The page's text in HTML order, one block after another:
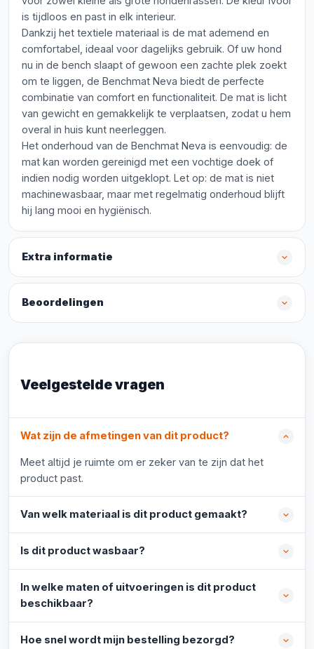
is tijdloos en past in elk interieur.
Dankzij het textiele materiaal is de mat ademend en
comfortabel, ideaal voor dagelijks gebruik. Of uw hond
nu in de bench slaapt of gewoon een zachte plek zoekt
om te liggen, de Benchmat Neva biedt de perfecte
combinatie van comfort en functionaliteit. De mat is licht
van gewicht en gemakkelijk te verplaatsen, zodat u hem
overal in huis kunt neerleggen.
Het onderhoud van de Benchmat Neva is eenvoudig: de
mat kan worden gereinigd met een vochtige doek of
indien nodig worden uitgeklopt. Let op: de mat is niet
machinewasbaar, maar met regelmatig onderhoud blijft
hij lang mooi en hygiënisch.
Extra informatie
Beoordelingen
Veelgestelde vragen
Wat zijn de afmetingen van dit product?
Meet altijd je ruimte om er zeker van te zijn dat het
product past.
Van welk materiaal is dit product gemaakt?
Is dit product wasbaar?
In welke maten of uitvoeringen is dit product
beschikbaar?
Hoe snel wordt mijn bestelling bezorgd?